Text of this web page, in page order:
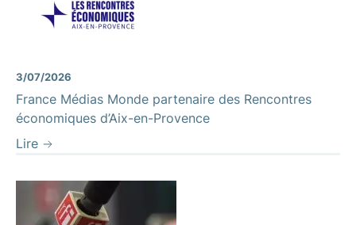
3/07/2026
France Médias Monde partenaire des Rencontres
économiques d’Aix-en-Provence
Lire